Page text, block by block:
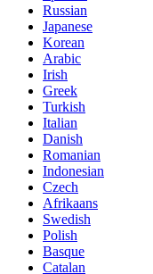
Russian
Japanese
Korean
Arabic
Irish
Greek
Turkish
Italian
Danish
Romanian
Indonesian
Czech
Afrikaans
Swedish
Polish
Basque
Catalan